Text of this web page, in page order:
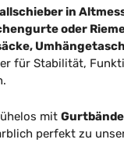
in
oder
für Stabilität,
mit
perfekt zu